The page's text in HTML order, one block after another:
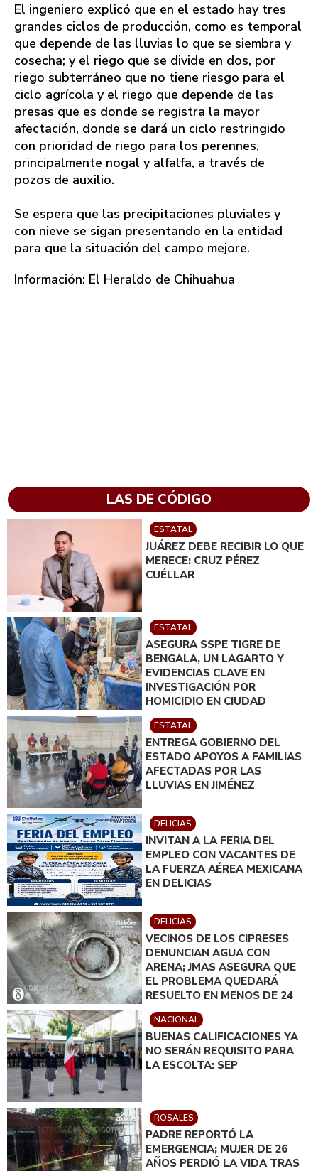
El ingeniero explicó que en el estado hay tres
grandes ciclos de producción, como es temporal
que depende de las lluvias lo que se siembra y
cosecha; y el riego que se divide en dos, por
riego subterráneo que no tiene riesgo para el
ciclo agrícola y el riego que depende de las
presas que es donde se registra la mayor
afectación, donde se dará un ciclo restringido
con prioridad de riego para los perennes,
principalmente nogal y alfalfa, a través de
pozos de auxilio.
Se espera que las precipitaciones pluviales y
con nieve se sigan presentando en la entidad
para que la situación del campo mejore.
Información: El Heraldo de Chihuahua
LAS DE CÓDIGO
ESTATAL
JUÁREZ DEBE RECIBIR LO QUE
MERECE: CRUZ PÉREZ
CUÉLLAR
ESTATAL
ASEGURA SSPE TIGRE DE
BENGALA, UN LAGARTO Y
EVIDENCIAS CLAVE EN
INVESTIGACIÓN POR
HOMICIDIO EN CIUDAD
JUÁREZ; EN CATEO
INSTRUIDO POR GILBERTO
LOYA
ESTATAL
ENTREGA GOBIERNO DEL
ESTADO APOYOS A FAMILIAS
AFECTADAS POR LAS
LLUVIAS EN JIMÉNEZ
DELICIAS
INVITAN A LA FERIA DEL
EMPLEO CON VACANTES DE
LA FUERZA AÉREA MEXICANA
EN DELICIAS
DELICIAS
VECINOS DE LOS CIPRESES
DENUNCIAN AGUA CON
ARENA; JMAS ASEGURA QUE
EL PROBLEMA QUEDARÁ
RESUELTO EN MENOS DE 24
HORAS
NACIONAL
BUENAS CALIFICACIONES YA
NO SERÁN REQUISITO PARA
LA ESCOLTA: SEP
ROSALES
PADRE REPORTÓ LA
EMERGENCIA; MUJER DE 26
AÑOS PERDIÓ LA VIDA TRAS